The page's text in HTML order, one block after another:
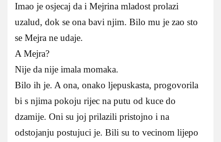
Imao je osjecaj da i Mejrina mladost prolazi
uzalud, dok se ona bavi njim. Bilo mu je zao sto
se Mejra ne udaje.
A Mejra?
Nije da nije imala momaka.
Bilo ih je. A ona, onako ljepuskasta, progovorila
bi s njima pokoju rijec na putu od kuce do
dzamije. Oni su joj prilazili pristojno i na
odstojanju postujuci je. Bili su to vecinom lijepo